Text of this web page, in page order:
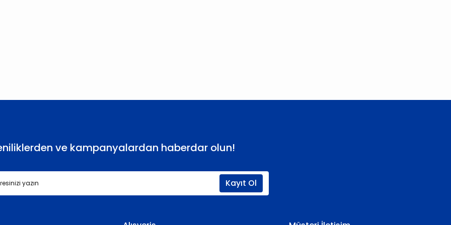
Gönder
ve kampanyalardan haberdar olun!
Kayıt Ol